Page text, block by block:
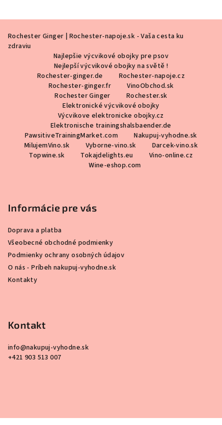
Rochester Ginger | Rochester-napoje.sk - Vaša cesta ku
zdraviu
Najlepšie výcvikové obojky pre psov
Nejlepší výcvikové obojky na světě !
Rochester-ginger.de
Rochester-napoje.cz
Rochester-ginger.fr
VinoObchod.sk
Rochester Ginger
Rochester.sk
Elektronické výcvikové obojky
Výcvikove elektronicke obojky.cz
Elektronische trainingshalsbaender.de
PawsitiveTrainingMarket.com
Nakupuj-vyhodne.sk
MilujemVino.sk
Vyborne-vino.sk
Darcek-vino.sk
Topwine.sk
Tokajdelights.eu
Vino-online.cz
Wine-eshop.com
Informácie pre vás
Doprava a platba
Všeobecné obchodné podmienky
Podmienky ochrany osobných údajov
O nás - Príbeh nakupuj-vyhodne.sk
Kontakty
Kontakt
info@nakupuj-vyhodne.sk
+421 903 513 007